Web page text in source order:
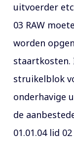
uitvoerder
03 RAW
worden
struikelblok
onderhavige
de
01.01.04 lid